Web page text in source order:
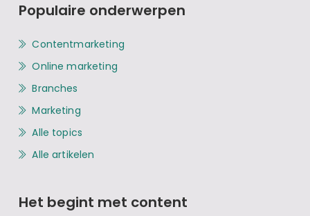
Populaire onderwerpen
Contentmarketing
Online marketing
Branches
Marketing
Alle topics
Alle artikelen
Het begint met content